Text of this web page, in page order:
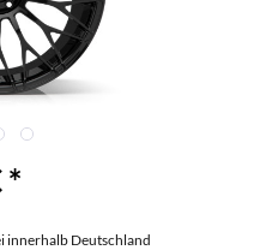
*
innerhalb Deutschland